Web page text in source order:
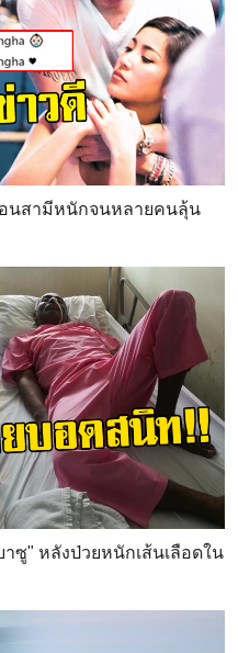
นสามีหนักจนหลายคนลุ้น
ซู" หลังป่วยหนักเส้นเลือดใน